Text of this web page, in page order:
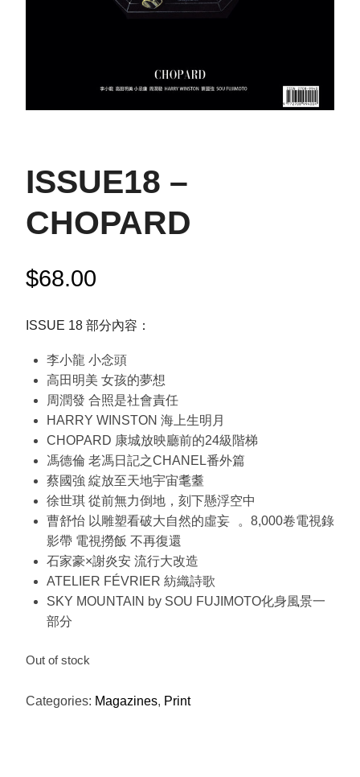
ISSUE18 –
CHOPARD
$68.00
ISSUE 18 部分內容：
李小龍 小念頭
高田明美 女孩的夢想
周潤發 合照是社會責任
HARRY WINSTON 海上生明月
CHOPARD 康城放映廳前的24級階梯
馮德倫 老馮日記之CHANEL番外篇
蔡國強 綻放至天地宇宙耄耋
徐世琪 從前無力倒地，刻下懸浮空中
曹舒怡 以雕塑看破大自然的虛妄 。8,000卷電視錄
影帶 電視撈飯 不再復還
石家豪×謝炎安 流行大改造
ATELIER FÉVRIER 紡織詩歌
SKY MOUNTAIN by SOU FUJIMOTO化身風景一
部分
Out of stock
Categories: Magazines, Print